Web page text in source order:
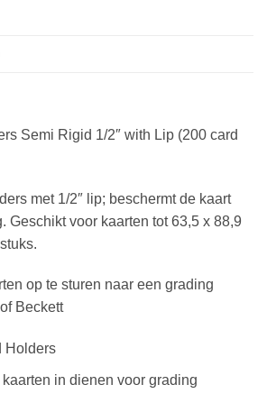
Semi Rigid 1/2″ with Lip (200 card
met 1/2″ lip; beschermt de kaart
Geschikt voor kaarten tot 63,5 x 88,9
op te sturen naar een grading
Beckett
Holders
in dienen voor grading